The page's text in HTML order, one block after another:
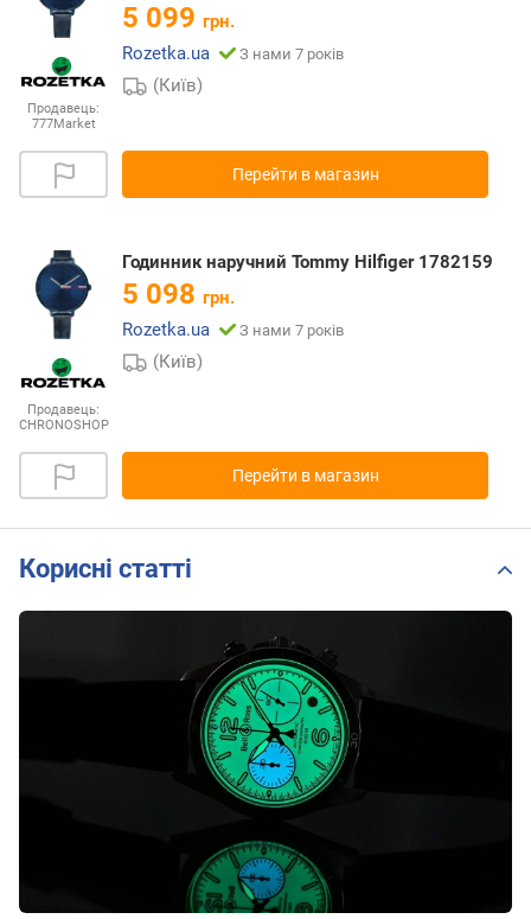
Продавець:
777Market
5 099 грн.
Rozetka.ua
З нами 7 років
(Київ)
Перейти в магазин
Продавець:
CHRONOSHOP
Годинник наручний Tommy Hilfiger 1782159
5 098 грн.
Rozetka.ua
З нами 7 років
(Київ)
Перейти в магазин
Корисні статті